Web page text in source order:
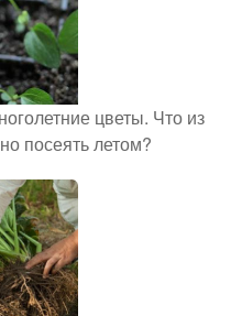
цветы. Что из
посеять летом?